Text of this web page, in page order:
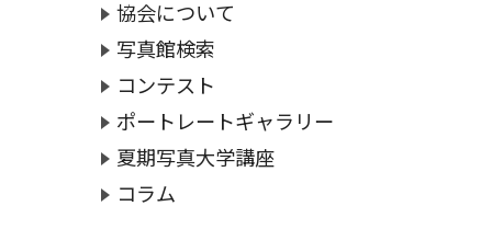
協会について
写真館検索
コンテスト
ポートレートギャラリー
夏期写真大学講座
コラム